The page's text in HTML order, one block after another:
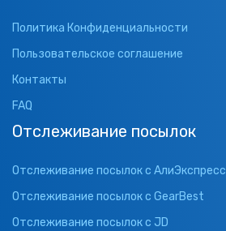
Политика Конфиденциальности
Пользовательское соглашение
Контакты
FAQ
Отслеживание посылок
Отслеживание посылок с АлиЭкспресс
Отслеживание посылок с GearBest
Отслеживание посылок с JD